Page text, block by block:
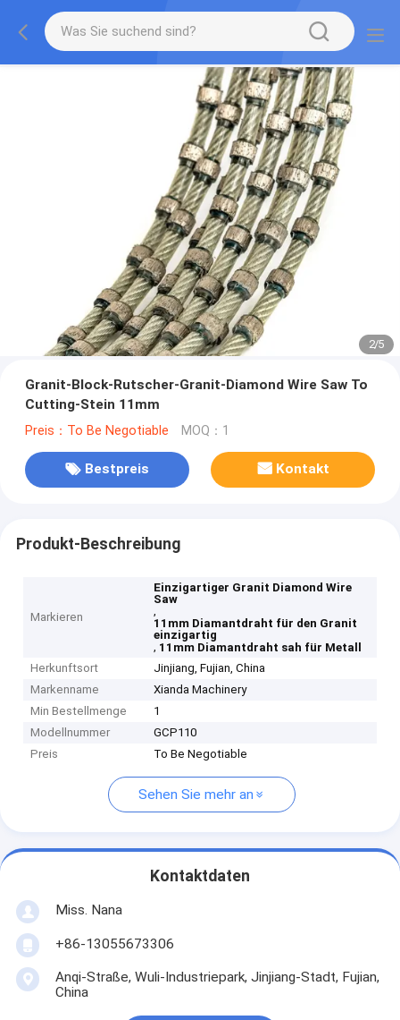
2/5
Granit-Block-Rutscher-Granit-Diamond Wire Saw To
Cutting-Stein 11mm
Preis：To Be Negotiable MOQ：1
Bestpreis Kontakt
Produkt-Beschreibung
Markieren
Einzigartiger Granit Diamond Wire
Saw
,
11mm Diamantdraht für den Granit
einzigartig
, 11mm Diamantdraht sah für Metall
Herkunftsort
Jinjiang, Fujian, China
Markenname
Xianda Machinery
Min Bestellmenge
1
Modellnummer
GCP110
Preis
To Be Negotiable
Sehen Sie mehr an
Kontaktdaten
Miss. Nana
+86-13055673306
Anqi-Straße, Wuli-Industriepark, Jinjiang-Stadt, Fujian,
China